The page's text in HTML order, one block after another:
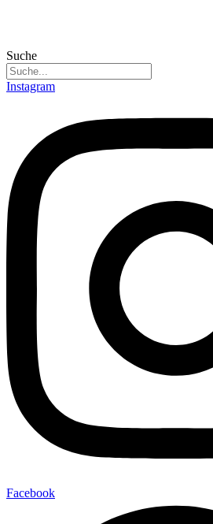
Suche
Instagram
Facebook